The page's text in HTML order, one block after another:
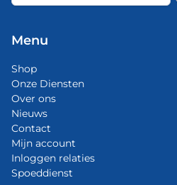
Menu
Shop
Onze Diensten
Over ons
Nieuws
Contact
Mijn account
Inloggen relaties
Spoeddienst